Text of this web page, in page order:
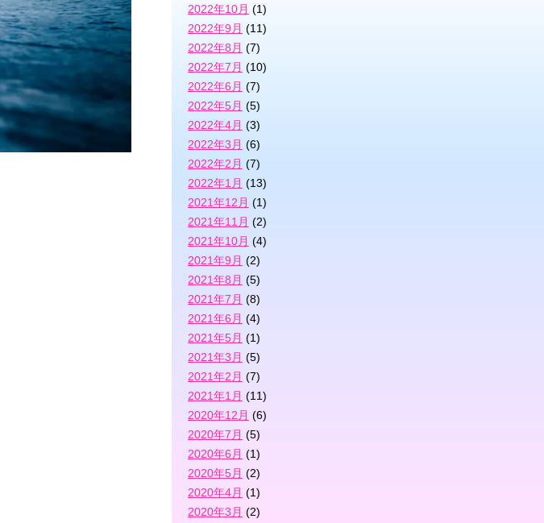
2022年10月 (1)
2022年9月 (11)
2022年8月 (7)
2022年7月 (10)
2022年6月 (7)
2022年5月 (5)
2022年4月 (3)
2022年3月 (6)
2022年2月 (7)
2022年1月 (13)
2021年12月 (1)
2021年11月 (2)
2021年10月 (4)
2021年9月 (2)
2021年8月 (5)
2021年7月 (8)
2021年6月 (4)
2021年5月 (1)
2021年3月 (5)
2021年2月 (7)
2021年1月 (11)
2020年12月 (6)
2020年7月 (5)
2020年6月 (1)
2020年5月 (2)
2020年4月 (1)
2020年3月 (2)